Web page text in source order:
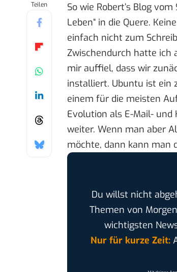
Teilen
So wie Robert’s Blog
Leben“ in die Quere.
einfach nicht zum
Zwischendurch hatte ich
mir auffiel, dass wir
installiert. Ubuntu ist ein
einem für die meisten
Evolution als E-Mail- und
weiter. Wenn man aber
möchte, dann kann man
Du willst nicht
Themen von
wichtigsten
Nur für kurze Zeit: